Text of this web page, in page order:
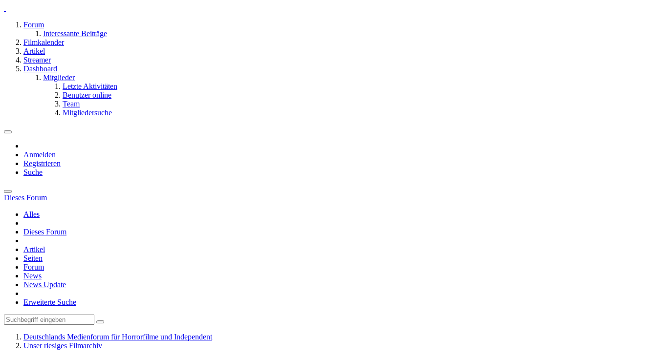
Forum
Interessante Beiträge
Filmkalender
Artikel
Streamer
Dashboard
Mitglieder
Letzte Aktivitäten
Benutzer online
Team
Mitgliedersuche
Anmelden
Registrieren
Suche
Dieses Forum
Alles
Dieses Forum
Artikel
Seiten
Forum
News
News Update
Erweiterte Suche
Deutschlands Medienforum für Horrorfilme und Independent
Unser riesiges Filmarchiv